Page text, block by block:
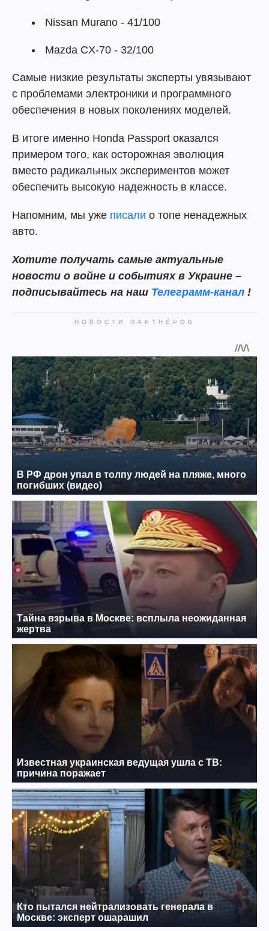
Nissan Murano - 41/100
Mazda CX-70 - 32/100
Самые низкие результаты эксперты увязывают
с проблемами электроники и программного
обеспечения в новых поколениях моделей.
В итоге именно Honda Passport оказался
примером того, как осторожная эволюция
вместо радикальных экспериментов может
обеспечить высокую надежность в классе.
Напомним, мы уже писали о топе ненадежных
авто.
Хотите получать самые актуальные
новости о войне и событиях в Украине –
подписывайтесь на наш Телеграмм-канал !